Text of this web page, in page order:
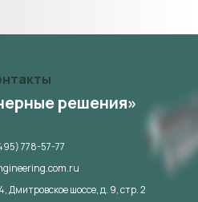
решения»
778-57-77
Дмитровское шоссе, д. 9, стр. 2